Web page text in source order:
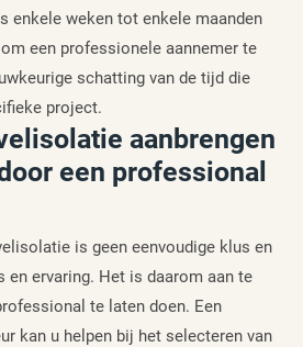
enkele weken tot enkele maanden
een professionele aannemer te
schatting van de tijd die
project.
aanbrengen
een professional
is geen eenvoudige klus en
en ervaring. Het is daarom aan te
te laten doen. Een
kan u helpen bij het selecteren van